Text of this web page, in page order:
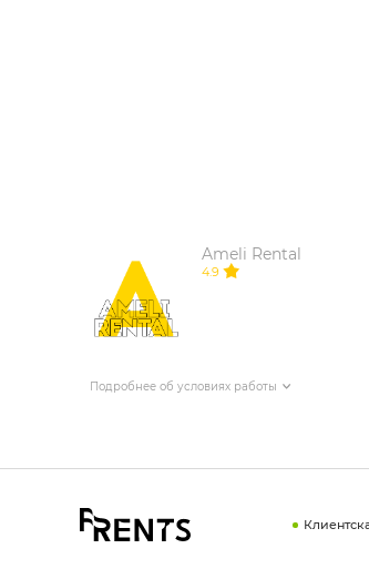
Ameli Rental
4.9
Подробнее об условиях работы